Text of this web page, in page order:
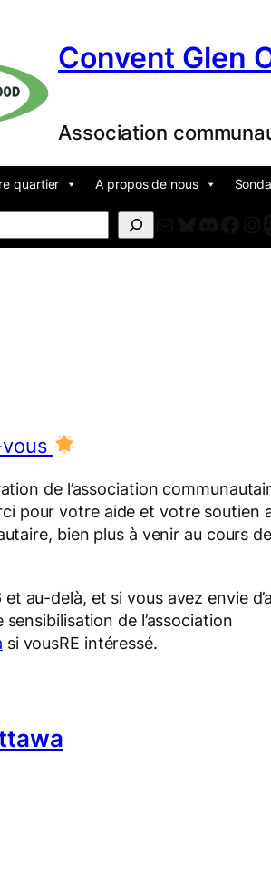
Convent Glen
Association
quartier A propos de nous
de l’association
pour votre aide et votre soutien
bien plus à venir au cours
au-delà, et si vous avez envie
de l’association
si vousRE intéressé.